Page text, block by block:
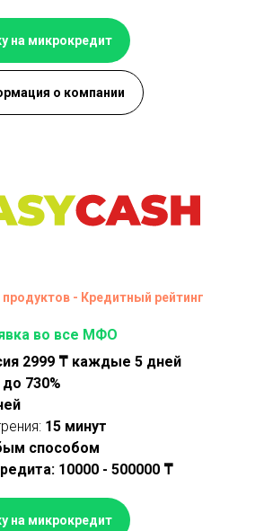
на микрокредит
о компании
- Кредитный рейтинг
во все МФО
2999 ₸ каждые 5 дней
до 730%
15 минут
способом
10000 - 500000 ₸
на микрокредит